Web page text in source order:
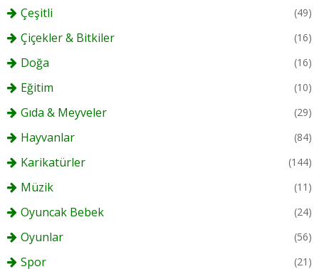
Çeşitli (49)
Çiçekler & Bitkiler (16)
Doğa (16)
Eğitim (10)
Gıda & Meyveler (29)
Hayvanlar (84)
Karikatürler (144)
Müzik (11)
Oyuncak Bebek (24)
Oyunlar (56)
Spor (21)